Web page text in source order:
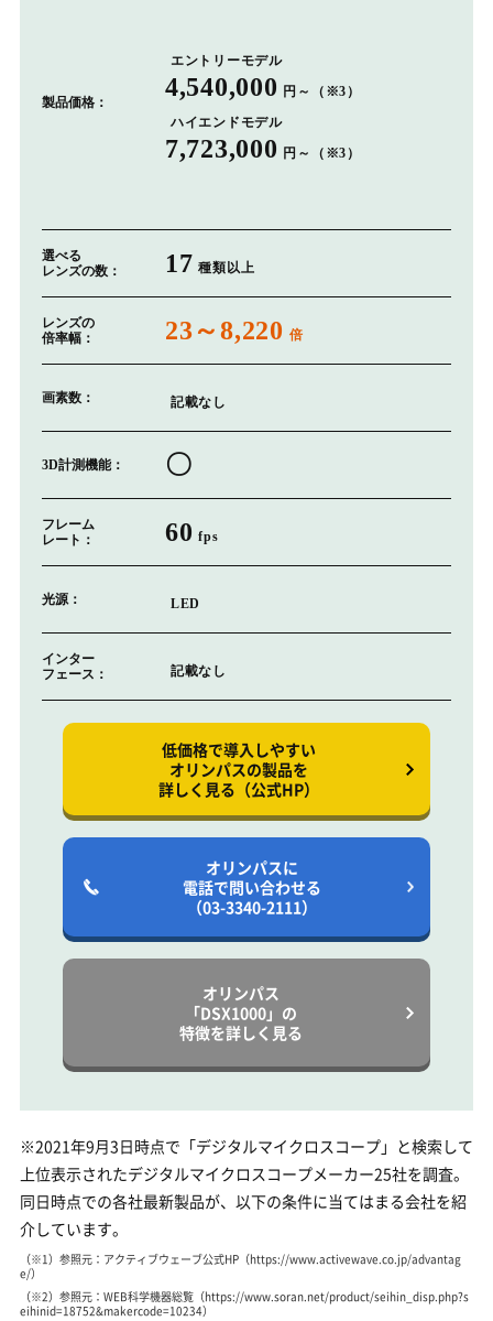
製品価格：
エントリーモデル
4,540,000 円～（※3）
ハイエンドモデル
7,723,000 円～（※3）
選べる
レンズの数：
17 種類以上
レンズの
倍率幅：
23～8,220 倍
画素数： 記載なし
3D計測機能： 〇
フレーム
レート：
60 fps
光源： LED
インター
フェース：
記載なし
低価格で導入しやすい
オリンパスの製品を
詳しく見る（公式HP）
オリンパスに
電話で問い合わせる
（03-3340-2111）
オリンパス
「DSX1000」の
特徴を詳しく見る
※2021年9月3日時点で「デジタルマイクロスコープ」と検索して
上位表示されたデジタルマイクロスコープメーカー25社を調査。
同日時点での各社最新製品が、以下の条件に当てはまる会社を紹
介しています。
（※1）参照元：アクティブウェーブ公式HP（https://www.activewave.co.jp/advantag
e/）
（※2）参照元：WEB科学機器総覧（https://www.soran.net/product/seihin_disp.php?s
eihinid=18752&makercode=10234）